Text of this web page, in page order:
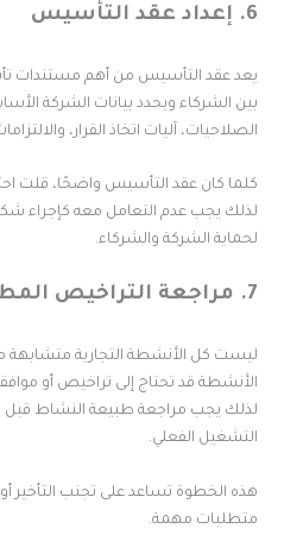
عقد التأسيس من أهم مستندات تأسيس
الشركاء ويحدد بيانات الشركة
آليات اتخاذ القرار، والالتزامات.
كان عقد التأسيس واضحًا، قلت
يجب عدم التعامل معه كإجراء شكلي
الشركة والشركاء.
كل الأنشطة التجارية متشابهة من
قد تحتاج إلى تراخيص أو موافقات
يجب مراجعة طبيعة النشاط قبل بدء
الفعلي.
الخطوة تساعد على تجنب التأخير أو
مهمة.